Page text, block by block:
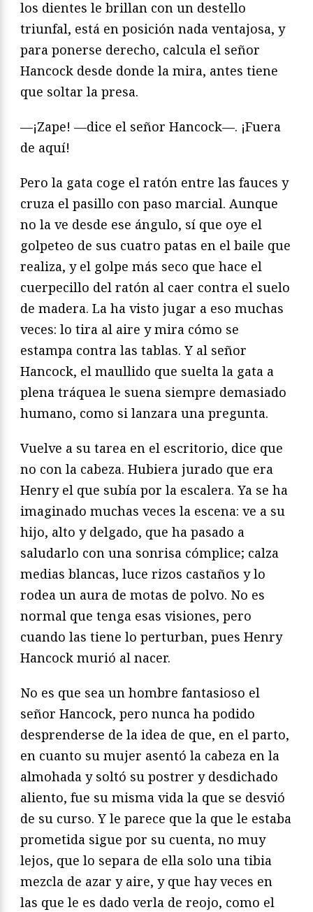
los dientes le brillan con un destello
triunfal, está en posición nada ventajosa, y
para ponerse derecho, calcula el señor
Hancock desde donde la mira, antes tiene
que soltar la presa.
—¡Zape! —dice el señor Hancock—. ¡Fuera
de aquí!
Pero la gata coge el ratón entre las fauces y
cruza el pasillo con paso marcial. Aunque
no la ve desde ese ángulo, sí que oye el
golpeteo de sus cuatro patas en el baile que
realiza, y el golpe más seco que hace el
cuerpecillo del ratón al caer contra el suelo
de madera. La ha visto jugar a eso muchas
veces: lo tira al aire y mira cómo se
estampa contra las tablas. Y al señor
Hancock, el maullido que suelta la gata a
plena tráquea le suena siempre demasiado
humano, como si lanzara una pregunta.
Vuelve a su tarea en el escritorio, dice que
no con la cabeza. Hubiera jurado que era
Henry el que subía por la escalera. Ya se ha
imaginado muchas veces la escena: ve a su
hijo, alto y delgado, que ha pasado a
saludarlo con una sonrisa cómplice; calza
medias blancas, luce rizos castaños y lo
rodea un aura de motas de polvo. No es
normal que tenga esas visiones, pero
cuando las tiene lo perturban, pues Henry
Hancock murió al nacer.
No es que sea un hombre fantasioso el
señor Hancock, pero nunca ha podido
desprenderse de la idea de que, en el parto,
en cuanto su mujer asentó la cabeza en la
almohada y soltó su postrer y desdichado
aliento, fue su misma vida la que se desvió
de su curso. Y le parece que la que le estaba
prometida sigue por su cuenta, no muy
lejos, que lo separa de ella solo una tibia
mezcla de azar y aire, y que hay veces en
las que le es dado verla de reojo, como el